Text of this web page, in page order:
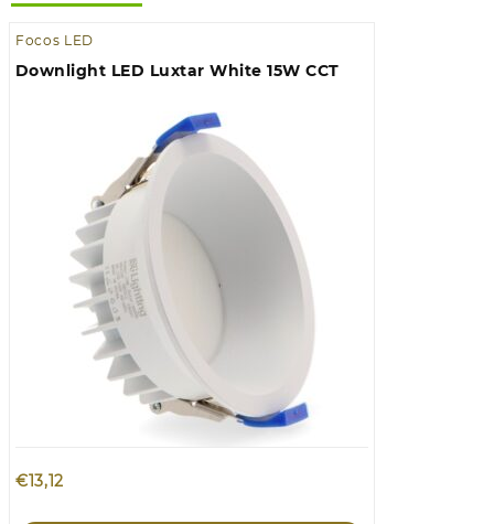
Focos LED
Downlight LED Luxtar White 15W CCT
€13,12